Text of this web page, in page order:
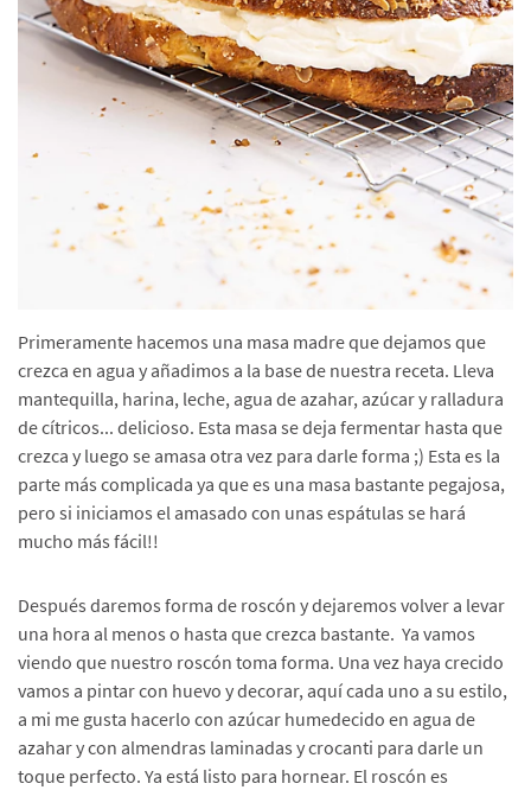
Primeramente hacemos una masa madre que dejamos que
crezca en agua y añadimos a la base de nuestra receta. Lleva
mantequilla, harina, leche, agua de azahar, azúcar y ralladura
de cítricos... delicioso. Esta masa se deja fermentar hasta que
crezca y luego se amasa otra vez para darle forma ;) Esta es la
parte más complicada ya que es una masa bastante pegajosa,
pero si iniciamos el amasado con unas espátulas se hará
mucho más fácil!!
Después daremos forma de roscón y dejaremos volver a levar
una hora al menos o hasta que crezca bastante. Ya vamos
viendo que nuestro roscón toma forma. Una vez haya crecido
vamos a pintar con huevo y decorar, aquí cada uno a su estilo,
a mi me gusta hacerlo con azúcar humedecido en agua de
azahar y con almendras laminadas y crocanti para darle un
toque perfecto. Ya está listo para hornear. El roscón es